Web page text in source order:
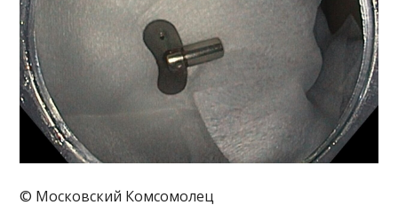
© Московский Комсомолец